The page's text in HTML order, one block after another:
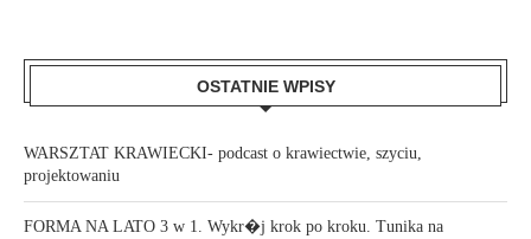
OSTATNIE WPISY
WARSZTAT KRAWIECKI- podcast o krawiectwie, szyciu,
projektowaniu
FORMA NA LATO 3 w 1. Wykr�j krok po kroku. Tunika na